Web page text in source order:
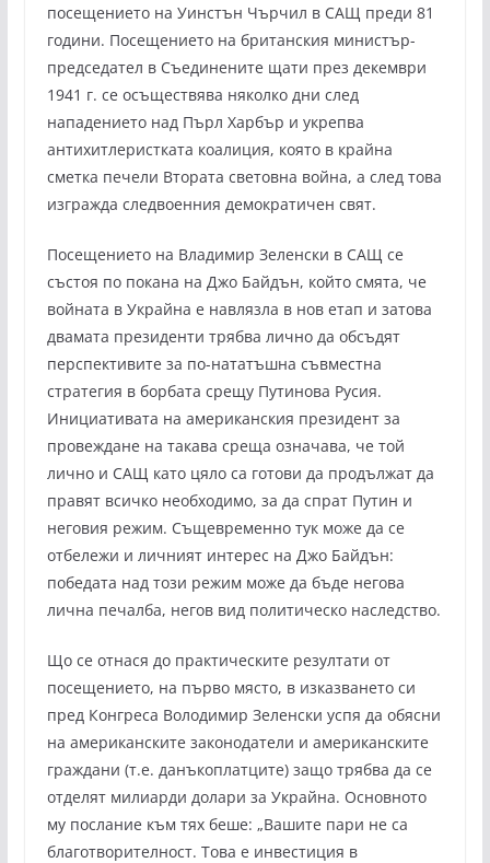
посещението на Уинстън Чърчил в САЩ преди 81
години. Посещението на британския министър-
председател в Съединените щати през декември
1941 г. се осъществява няколко дни след
нападението над Пърл Харбър и укрепва
антихитлеристката коалиция, която в крайна
сметка печели Втората световна война, а след това
изгражда следвоенния демократичен свят.
Посещението на Владимир Зеленски в САЩ се
състоя по покана на Джо Байдън, който смята, че
войната в Украйна е навлязла в нов етап и затова
двамата президенти трябва лично да обсъдят
перспективите за по-нататъшна съвместна
стратегия в борбата срещу Путинова Русия.
Инициативата на американския президент за
провеждане на такава среща означава, че той
лично и САЩ като цяло са готови да продължат да
правят всичко необходимо, за да спрат Путин и
неговия режим. Същевременно тук може да се
отбележи и личният интерес на Джо Байдън:
победата над този режим може да бъде негова
лична печалба, негов вид политическо наследство.
Що се отнася до практическите резултати от
посещението, на първо място, в изказването си
пред Конгреса Володимир Зеленски успя да обясни
на американските законодатели и американските
граждани (т.е. данъкоплатците) защо трябва да се
отделят милиарди долари за Украйна. Основното
му послание към тях беше: „Вашите пари не са
благотворителност. Това е инвестиция в